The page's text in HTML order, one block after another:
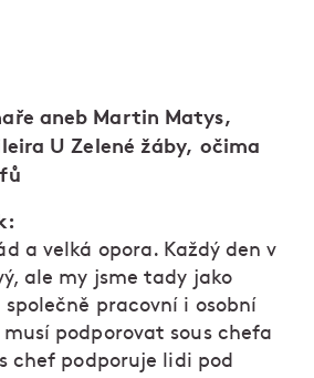
aneb Martin Matys,
U Zelené žáby, očima
a velká opora. Každý den v
ale my jsme tady jako
pracovní i osobní
podporovat sous chefa
chef podporuje lidi pod